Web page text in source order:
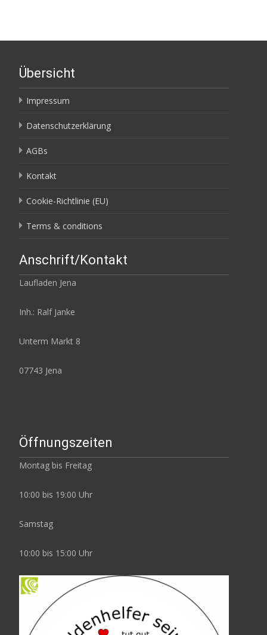
Übersicht
Impressum
Datenschutzerklärung
AGBs
Kontakt
Cookie-Richtlinie (EU)
Terms & conditions
Anschrift/Kontakt
Laufladen Jena
Inh.: Ralf Janke
Unterm Markt 8
07743 Jena
Öffnungszeiten
Montag bis Freitag
10:00 bis 19:00 Uhr
Samstag
10:00 bis 15:00 Uhr